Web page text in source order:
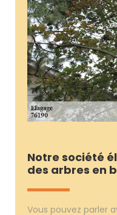
Notre société
des arbres en
Vous pouvez parler